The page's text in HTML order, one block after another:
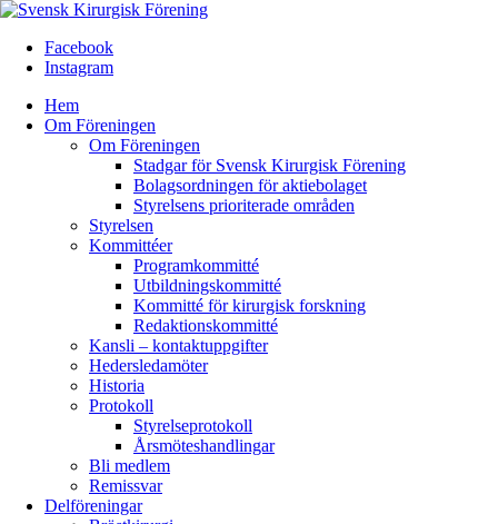
Facebook
Instagram
Hem
Om Föreningen
Om Föreningen
Stadgar för Svensk Kirurgisk Förening
Bolagsordningen för aktiebolaget
Styrelsens prioriterade områden
Styrelsen
Kommittéer
Programkommitté
Utbildningskommitté
Kommitté för kirurgisk forskning
Redaktionskommitté
Kansli – kontaktuppgifter
Hedersledamöter
Historia
Protokoll
Styrelseprotokoll
Årsmöteshandlingar
Bli medlem
Remissvar
Delföreningar